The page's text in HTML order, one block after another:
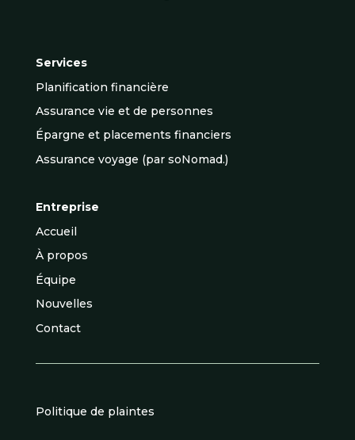
Services
Planification financière
Assurance vie et de personnes
Épargne et placements financiers
Assurance voyage (par soNomad.)
Entreprise
Accueil
À propos
Équipe
Nouvelles
Contact
Politique de plaintes